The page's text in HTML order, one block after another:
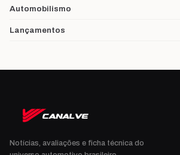
Automobilismo
Lançamentos
Notícias, avaliações e ficha técnica do